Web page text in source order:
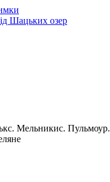
с. Мельникис. Пульмо